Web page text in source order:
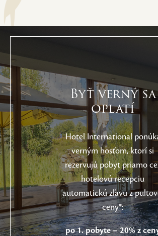
Byť verný sa
oplatí
Hotel International
verným hosťom, ktorí si
rezervujú pobyt priamo
hotelovú recepciu
automatickú zľavu z
ceny*:
po 1. pobyte – 20% z